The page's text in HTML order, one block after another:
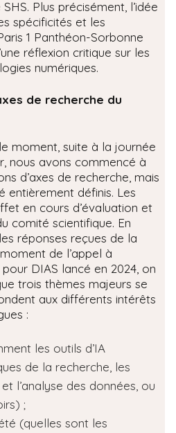
Plus précisément, l’idée
spécificités et les
1 Panthéon-Sorbonne
réflexion critique sur les
numériques.
de recherche du
moment, suite à la journée
nous avons commencé à
d’axes de recherche, mais
entièrement définis. Les
en cours d’évaluation et
comité scientifique. En
réponses reçues de la
de l’appel à
DIAS lancé en 2024, on
trois thèmes majeurs se
aux différents intérêts
:
les outils d’IA
de la recherche, les
l’analyse des données, ou
;
(quelles sont les